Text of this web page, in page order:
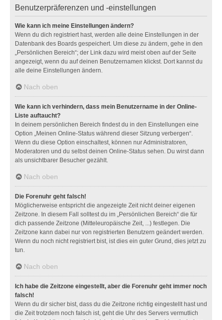
Benutzerpräferenzen und -einstellungen
Wie kann ich meine Einstellungen ändern?
Wenn du dich registriert hast, werden alle deine Einstellungen in der
Datenbank des Boards gespeichert. Um diese zu ändern, gehe in den
„Persönlichen Bereich“; der Link dazu wird meist oben auf der Seite
angezeigt, wenn du auf deinen Benutzernamen klickst. Dort kannst du
alle deine Einstellungen ändern.
Nach oben
Wie kann ich verhindern, dass mein Benutzername in der Online-
Liste auftaucht?
In deinem persönlichen Bereich findest du in den Einstellungen eine
Option „Meinen Online-Status während dieser Sitzung verbergen“.
Wenn du diese Option einschaltest, können nur Administratoren,
Moderatoren und du selbst deinen Online-Status sehen. Du wirst dann
als unsichtbarer Besucher gezählt.
Nach oben
Die Forenuhr geht falsch!
Möglicherweise entspricht die angezeigte Zeit nicht deiner eigenen
Zeitzone. In diesem Fall solltest du im „Persönlichen Bereich“ die für
dich passende Zeitzone (Mitteleuropäische Zeit, ...) festlegen. Die
Zeitzone kann dabei nur von registrierten Benutzern geändert werden.
Wenn du noch nicht registriert bist, ist dies ein guter Grund, dies jetzt zu
tun.
Nach oben
Ich habe die Zeitzone eingestellt, aber die Forenuhr geht immer noch
falsch!
Wenn du dir sicher bist, dass du die Zeitzone richtig eingestellt hast und
die Zeit trotzdem noch falsch ist, geht die Uhr des Servers vermutlich